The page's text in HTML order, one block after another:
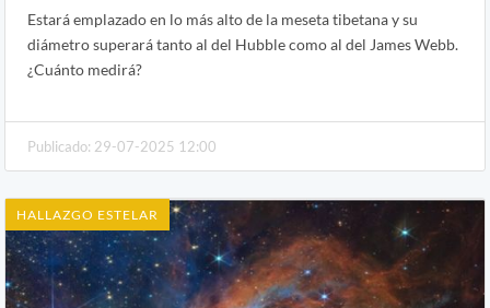
Estará emplazado en lo más alto de la meseta tibetana y su
diámetro superará tanto al del Hubble como al del James Webb.
¿Cuánto medirá?
Publicado: 29-07-2025 12:00
HALLAZGO ESTELAR